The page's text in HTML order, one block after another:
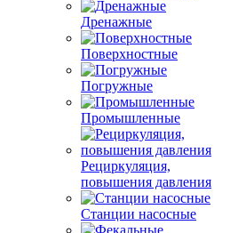
Дренажные
Поверхностные
Погружные
Промышленные
Рециркуляция,
повышения давления
Станции насосные